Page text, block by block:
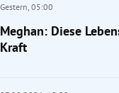
Gestern, 05:00
Meghan: Diese
Kraft